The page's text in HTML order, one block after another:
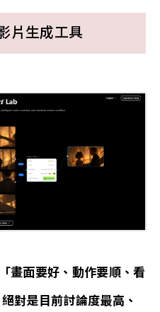
片生成工具
畫面要好、動作要順、看
對是目前討論度最高、